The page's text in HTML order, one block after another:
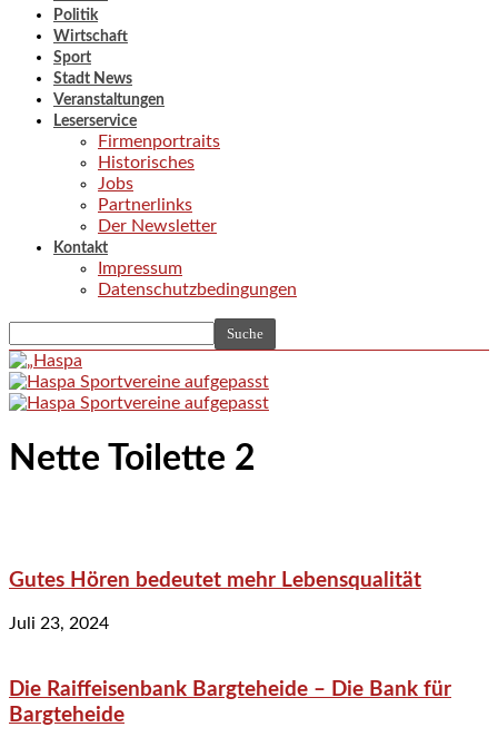
Politik
Wirtschaft
Sport
Stadt News
Veranstaltungen
Leserservice
Firmenportraits
Historisches
Jobs
Partnerlinks
Der Newsletter
Kontakt
Impressum
Datenschutzbedingungen
Nette Toilette 2
Gutes Hören bedeutet mehr Lebensqualität
Juli 23, 2024
Die Raiffeisenbank Bargteheide – Die Bank für
Bargteheide